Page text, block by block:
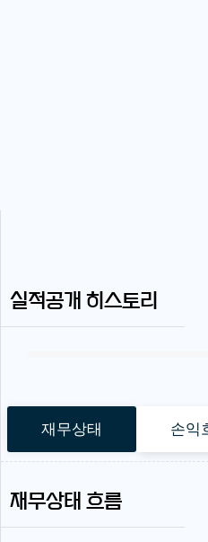
실적공개 히스토리
재무상태 손익
재무상태 흐름